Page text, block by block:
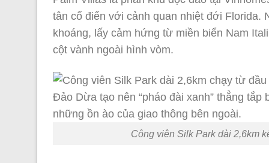
tân cổ điển với cảnh quan nhiệt đới Florida.
khoáng, lấy cảm hứng từ miền biển Nam
cột vành ngoài hình vòm.
Công viên Silk Park dài 2,6km